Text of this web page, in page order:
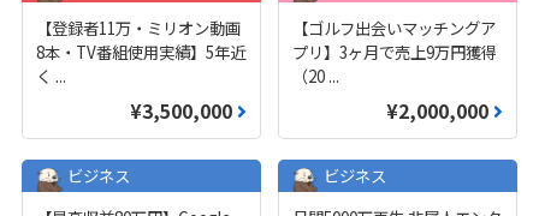
【登録者11万・ミリオン動画
8本・TV番組使用実績】5年近
く ...
¥3,500,000
【ゴルフ出会いマッチングア
プリ】3ヶ月で売上9万円獲得
（20 ...
¥2,000,000
ビジネス
ビジネス